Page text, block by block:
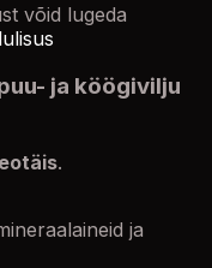
võid lugeda
ja köögivilju
.
ja